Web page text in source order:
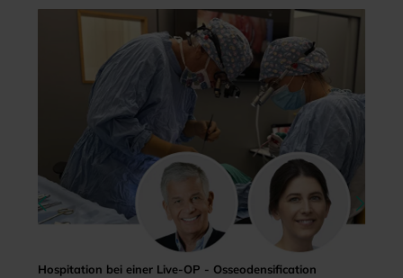
Hospitation bei einer Live-OP - Osseodensification